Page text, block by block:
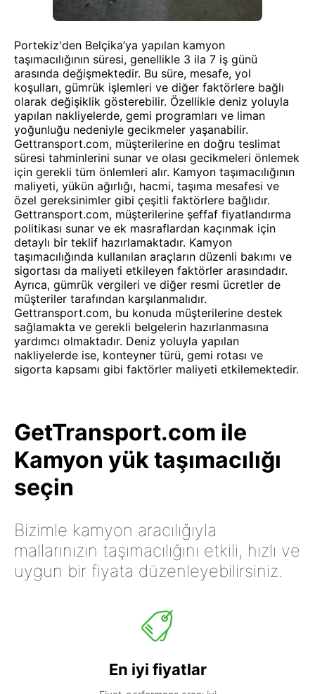
Portekiz'den Belçika’ya yapılan kamyon
taşımacılığının süresi, genellikle 3 ila 7 iş günü
arasında değişmektedir. Bu süre, mesafe, yol
koşulları, gümrük işlemleri ve diğer faktörlere bağlı
olarak değişiklik gösterebilir. Özellikle deniz yoluyla
yapılan nakliyelerde, gemi programları ve liman
yoğunluğu nedeniyle gecikmeler yaşanabilir.
Gettransport.com, müşterilerine en doğru teslimat
süresi tahminlerini sunar ve olası gecikmeleri önlemek
için gerekli tüm önlemleri alır. Kamyon taşımacılığının
maliyeti, yükün ağırlığı, hacmi, taşıma mesafesi ve
özel gereksinimler gibi çeşitli faktörlere bağlıdır.
Gettransport.com, müşterilerine şeffaf fiyatlandırma
politikası sunar ve ek masraflardan kaçınmak için
detaylı bir teklif hazırlamaktadır. Kamyon
taşımacılığında kullanılan araçların düzenli bakımı ve
sigortası da maliyeti etkileyen faktörler arasındadır.
Ayrıca, gümrük vergileri ve diğer resmi ücretler de
müşteriler tarafından karşılanmalıdır.
Gettransport.com, bu konuda müşterilerine destek
sağlamakta ve gerekli belgelerin hazırlanmasına
yardımcı olmaktadır. Deniz yoluyla yapılan
nakliyelerde ise, konteyner türü, gemi rotası ve
sigorta kapsamı gibi faktörler maliyeti etkilemektedir.
GetTransport.com ile
Kamyon yük taşımacılığı
seçin
Bizimle kamyon aracılığıyla
mallarınızın taşımacılığını etkili, hızlı ve
uygun bir fiyata düzenleyebilirsiniz.
En iyi fiyatlar